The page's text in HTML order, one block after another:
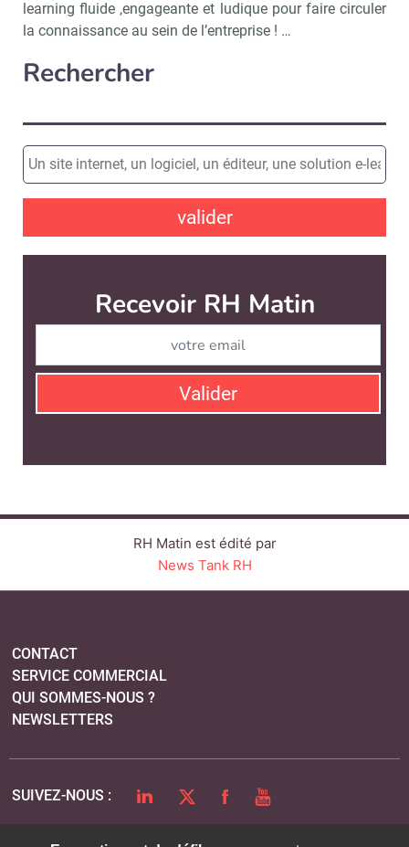
learning fluide ,engageante et ludique pour faire circuler
la connaissance au sein de l’entreprise ! …
Rechercher
valider
Recevoir RH Matin
Valider
RH Matin est édité par
News Tank RH
CONTACT
SERVICE COMMERCIAL
QUI SOMMES-NOUS ?
NEWSLETTERS
SUIVEZ-NOUS : LINKEDINTWITTERFACEBOOK
YOUTUBE